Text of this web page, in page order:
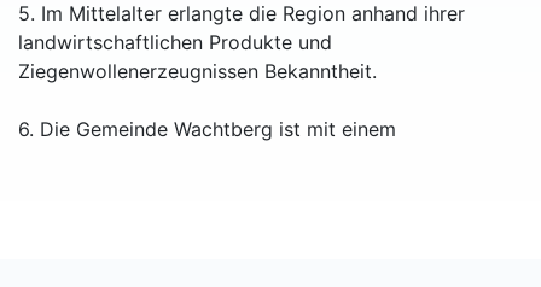
5. Im Mittelalter erlangte die Region anhand ihrer
landwirtschaftlichen Produkte und
Ziegenwollenerzeugnissen Bekanntheit.
6. Die Gemeinde Wachtberg ist mit einem